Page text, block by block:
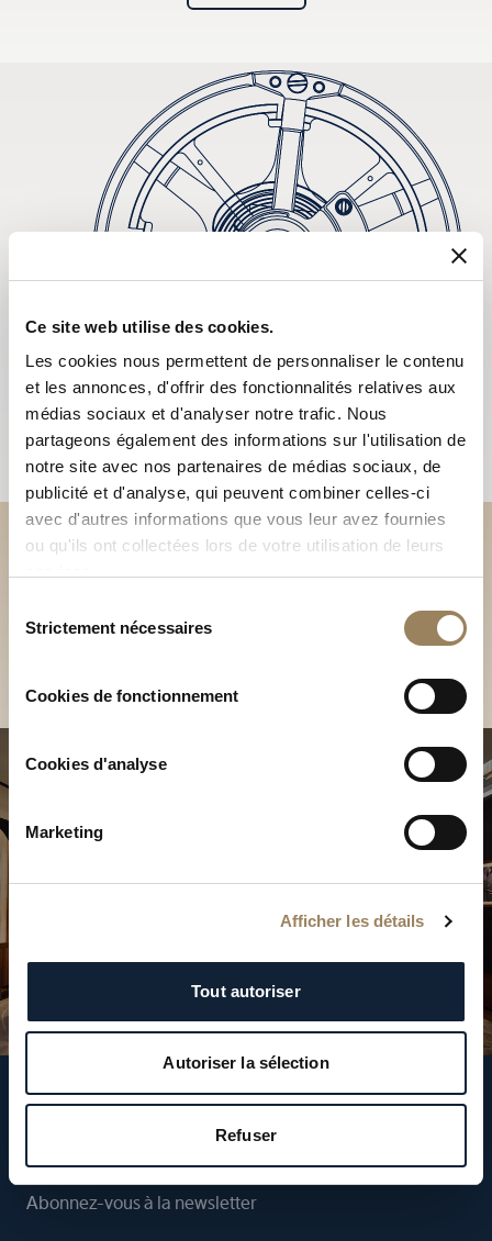
Ce site web utilise des cookies.
Les cookies nous permettent de personnaliser le contenu
et les annonces, d'offrir des fonctionnalités relatives aux
médias sociaux et d'analyser notre trafic. Nous
partageons également des informations sur l'utilisation de
notre site avec nos partenaires de médias sociaux, de
publicité et d'analyse, qui peuvent combiner celles-ci
avec d'autres informations que vous leur avez fournies
ou qu'ils ont collectées lors de votre utilisation de leurs
duStrictement nécessaires
Cookies de fonctionnement
Cookies d'analyse
Marketing
Afficher les détails
Tout autoriser
Autoriser la sélection
Refuser
Découvrez nos collections
en Boutique
Suivez-nous
Abonnez-vous à la newsletter